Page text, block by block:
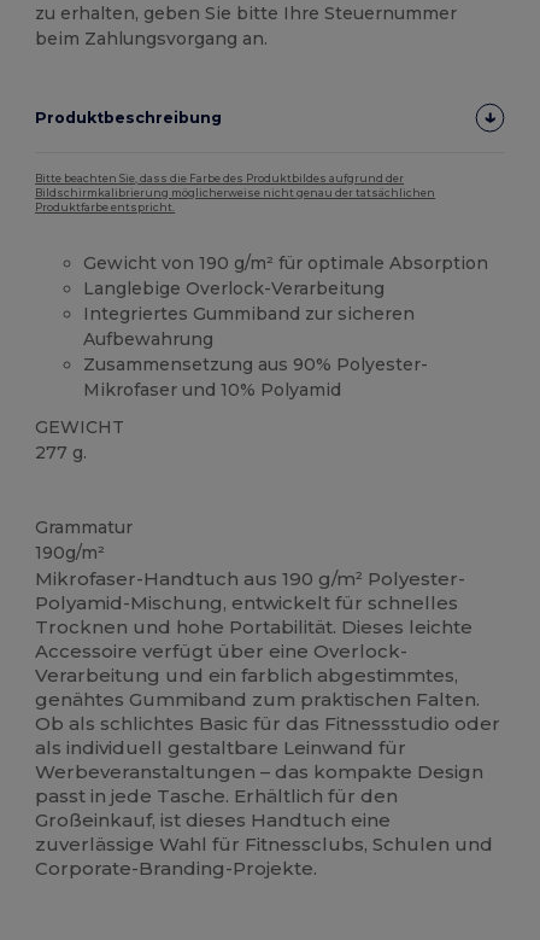
zu erhalten, geben Sie bitte Ihre Steuernummer
beim Zahlungsvorgang an.
Produktbeschreibung
Bitte beachten Sie, dass die Farbe des Produktbildes aufgrund der
Bildschirmkalibrierung möglicherweise nicht genau der tatsächlichen
Produktfarbe entspricht.
Gewicht von 190 g/m² für optimale Absorption
Langlebige Overlock-Verarbeitung
Integriertes Gummiband zur sicheren
Aufbewahrung
Zusammensetzung aus 90% Polyester-
Mikrofaser und 10% Polyamid
GEWICHT
277 g.
Grammatur
190g/m²
Mikrofaser-Handtuch aus 190 g/m² Polyester-
Polyamid-Mischung, entwickelt für schnelles
Trocknen und hohe Portabilität. Dieses leichte
Accessoire verfügt über eine Overlock-
Verarbeitung und ein farblich abgestimmtes,
genähtes Gummiband zum praktischen Falten.
Ob als schlichtes Basic für das Fitnessstudio oder
als individuell gestaltbare Leinwand für
Werbeveranstaltungen – das kompakte Design
passt in jede Tasche. Erhältlich für den
Großeinkauf, ist dieses Handtuch eine
zuverlässige Wahl für Fitnessclubs, Schulen und
Corporate-Branding-Projekte.